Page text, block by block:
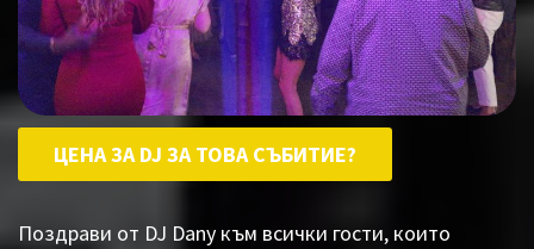
ЦЕНА ЗА DJ ЗА ТОВА СЪБИТИЕ?
Поздрави от DJ Dany към всички гости, които